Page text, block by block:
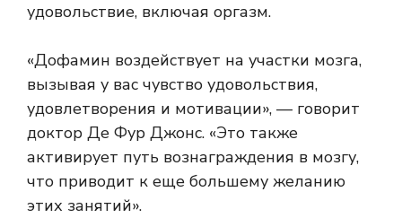
удовольствие, включая оргазм.
«Дофамин воздействует на участки мозга,
вызывая у вас чувство удовольствия,
удовлетворения и мотивации», — говорит
доктор Де Фур Джонс. «Это также
активирует путь вознаграждения в мозгу,
что приводит к еще большему желанию
этих занятий».